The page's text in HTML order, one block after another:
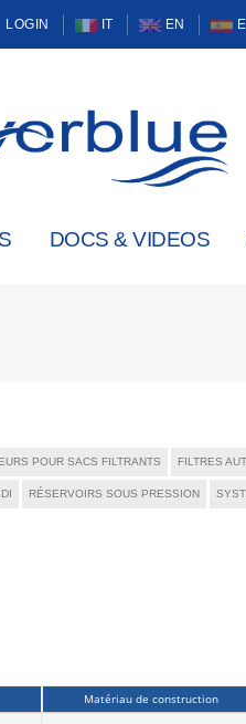
LOGIN IT EN
DOCS & VIDEOS
POUR SACS FILTRANTS FILTRES
RÉSERVOIRS SOUS PRESSION
Matériau de construction